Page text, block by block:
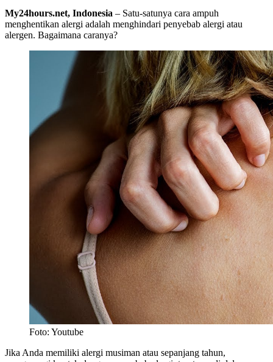
My24hours.net, Indonesia – Satu-satunya cara ampuh
menghentikan alergi adalah menghindari penyebab alergi atau
alergen. Bagaimana caranya?
Foto: Youtube
Jika Anda memiliki alergi musiman atau sepanjang tahun,